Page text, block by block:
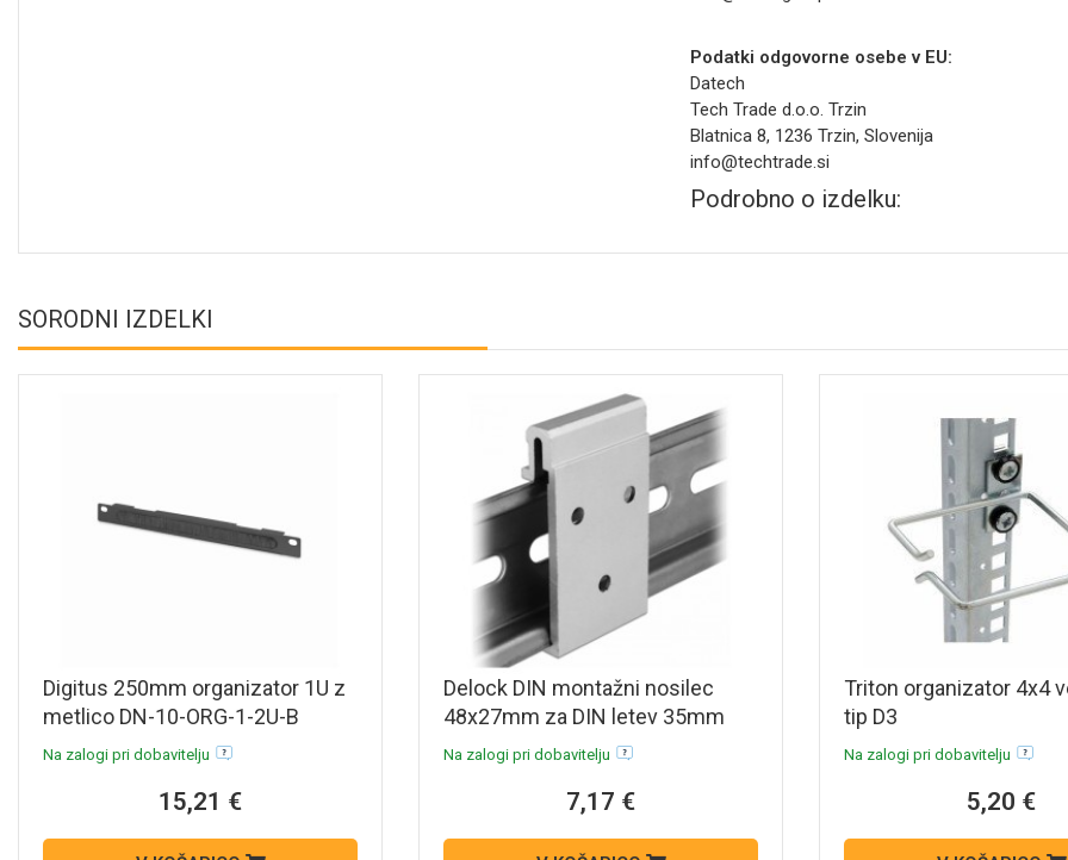
Podatki odgovorne osebe v EU:
Datech
Tech Trade d.o.o. Trzin
Blatnica 8, 1236 Trzin, Slovenija
info@techtrade.si
Podrobno o izdelku:
SORODNI IZDELKI
Digitus 250mm organizator 1U z
metlico DN-10-ORG-1-2U-B
Na zalogi pri dobavitelju
15,21 €
Delock DIN montažni nosilec
48x27mm za DIN letev 35mm
65991
Na zalogi pri dobavitelju
7,17 €
Triton organizator 4x4
tip D3
Na zalogi pri dobavitelju
5,20 €